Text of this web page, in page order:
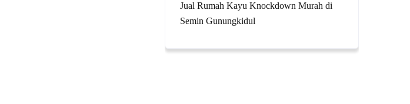
Jual Rumah Kayu Knockdown Murah di
Semin Gunungkidul